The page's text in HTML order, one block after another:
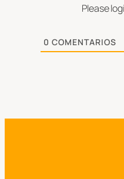
Please
0 COMENTARIOS